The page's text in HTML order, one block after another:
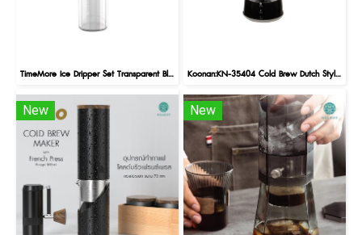
TimeMore Ice Dripper Set Transparent Black Koonan:KN-35404 Cold Brew Dutch Style Ice Drip Coffee Maker Dripper Mug
New New